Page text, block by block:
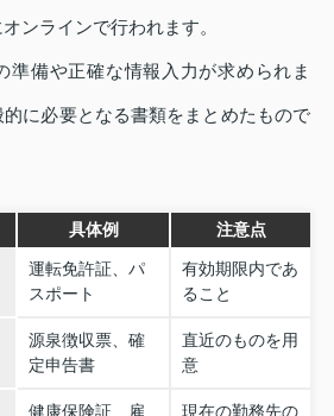
ンラインで行われます。
準備や正確な情報入力が求められま
に必要となる書類をまとめたもので
具体例 注意点
運転免許証、パ
スポート
有効期限内であ
ること
源泉徴収票、確
定申告書
直近のものを用
意
健康保険証、雇
現在の勤務先の